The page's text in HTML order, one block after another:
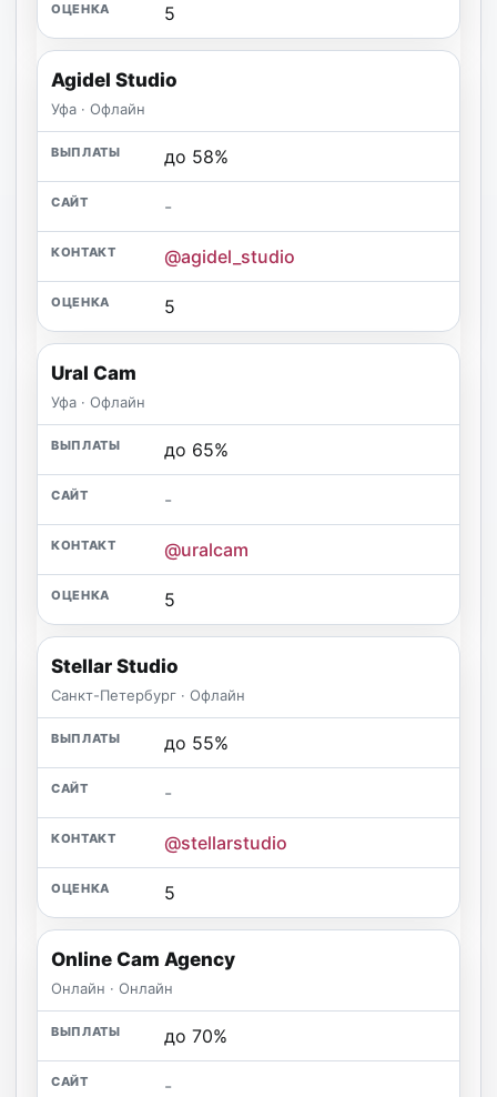
5
Agidel Studio
Уфа · Офлайн
до 58%
-
@agidel_studio
5
Ural Cam
Уфа · Офлайн
до 65%
-
@uralcam
5
Stellar Studio
Санкт-Петербург · Офлайн
до 55%
-
@stellarstudio
5
Online Cam Agency
Онлайн · Онлайн
до 70%
-